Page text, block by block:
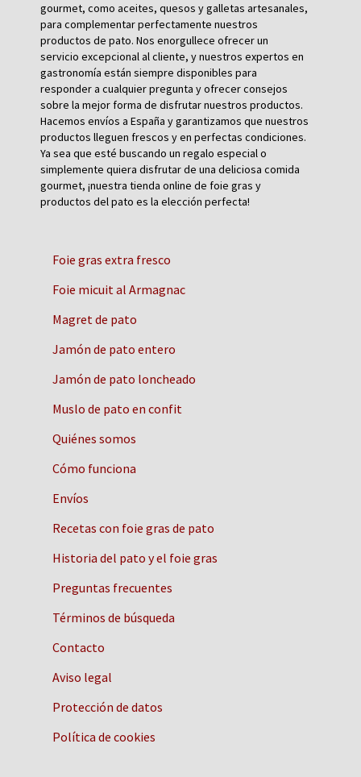
gourmet, como aceites, quesos y galletas artesanales,
para complementar perfectamente nuestros
productos de pato. Nos enorgullece ofrecer un
servicio excepcional al cliente, y nuestros expertos en
gastronomía están siempre disponibles para
responder a cualquier pregunta y ofrecer consejos
sobre la mejor forma de disfrutar nuestros productos.
Hacemos envíos a España y garantizamos que nuestros
productos lleguen frescos y en perfectas condiciones.
Ya sea que esté buscando un regalo especial o
simplemente quiera disfrutar de una deliciosa comida
gourmet, ¡nuestra tienda online de foie gras y
productos del pato es la elección perfecta!
Foie gras extra fresco
Foie micuit al Armagnac
Magret de pato
Jamón de pato entero
Jamón de pato loncheado
Muslo de pato en confit
Quiénes somos
Cómo funciona
Envíos
Recetas con foie gras de pato
Historia del pato y el foie gras
Preguntas frecuentes
Términos de búsqueda
Contacto
Aviso legal
Protección de datos
Política de cookies